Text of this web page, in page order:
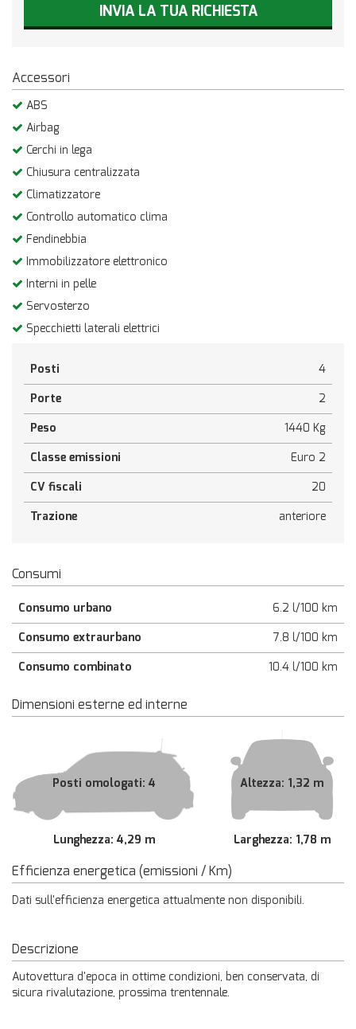
INVIA LA TUA RICHIESTA
Accessori
ABS
Airbag
Cerchi in lega
Chiusura centralizzata
Climatizzatore
Controllo automatico clima
Fendinebbia
Immobilizzatore elettronico
Interni in pelle
Servosterzo
Specchietti laterali elettrici
Posti
4
Porte
2
Peso
1440 Kg
Classe emissioni
Euro 2
CV fiscali
20
Trazione
anteriore
Consumi
Consumo urbano
6.2 l/100 km
Consumo extraurbano
7.8 l/100 km
Consumo combinato
10.4 l/100 km
Dimensioni esterne ed interne
Posti omologati: 4
Lunghezza: 4,29 m
Altezza: 1,32 m
Larghezza: 1,78 m
Efficienza energetica (emissioni / Km)
Dati sull'efficienza energetica attualmente non disponibili.
Descrizione
Autovettura d'epoca in ottime condizioni, ben conservata, di
sicura rivalutazione, prossima trentennale.